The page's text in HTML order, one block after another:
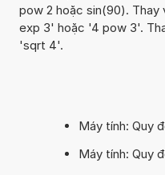
pow 2 hoặc sin(90).
exp 3' hoặc '4 pow 3'.
'sqrt 4'.
Máy tính: Quy
Máy tính: Quy